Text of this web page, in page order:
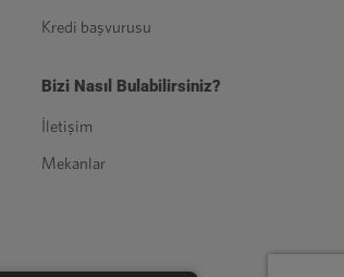
Kredi başvurusu
Bizi Nasıl Bulabilirsiniz?
İletişim
Mekanlar